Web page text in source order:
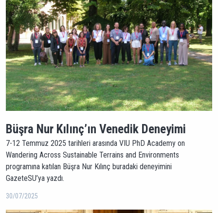
Büşra Nur Kılınç’ın Venedik Deneyimi
7-12 Temmuz 2025 tarihleri arasında VIU PhD Academy on
Wandering Across Sustainable Terrains and Environments
programına katılan Büşra Nur Kılınç buradaki deneyimini
GazeteSU’ya yazdı.
30/07/2025